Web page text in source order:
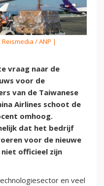
Reismedia / ANP |
vraag naar de
voor de
van de Taiwanese
Airlines schoot de
omhoog.
dat het bedrijf
voor de nieuwe
niet officieel zijn
en veel